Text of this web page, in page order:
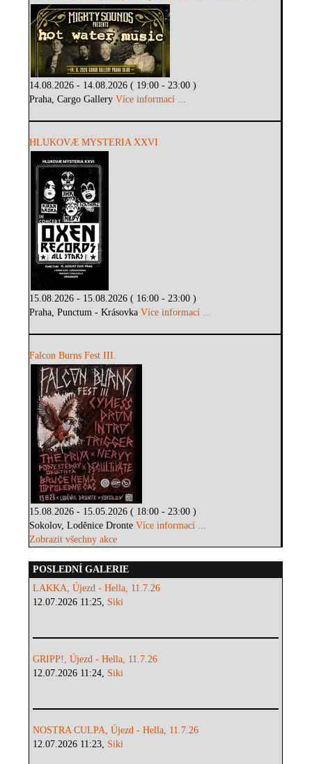
14.08.2026 - 14.08.2026 ( 19:00 - 23:00 )
Praha, Cargo GalleryVíce informací ...
HLUKOVÆ MYSTERIA XXVI
15.08.2026 - 15.08.2026 ( 16:00 - 23:00 )
Praha, Punctum - KrásovkaVíce informací ...
Falcon Burns Fest III.
15.08.2026 - 15.05.2026 ( 18:00 - 23:00 )
Sokolov, Loděnice DronteVíce informací ...
Zobrazit všechny akce
POSLEDNÍ GALERIE
LAKKA, Újezd - Hella, 11.7.26
12.07.2026 11:25, Siki
GRIPP!, Újezd - Hella, 11.7.26
12.07.2026 11:24, Siki
NOSTRA CULPA, Újezd - Hella, 11.7.26
12.07.2026 11:23, Siki